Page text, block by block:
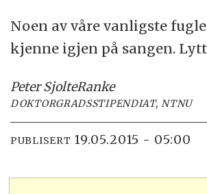
Noen av våre vanligste
kjenne igjen på sangen.
Peter SjolteRanke
DOKTORGRADSSTIPENDIAT, NTNU
PUBLISERT 19.05.2015 - 05:00